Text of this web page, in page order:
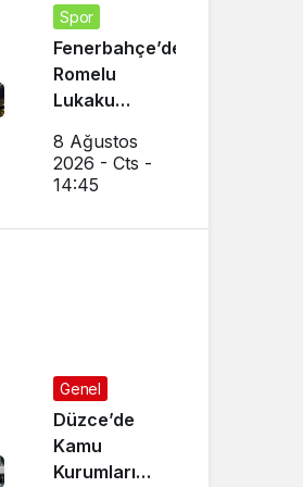
Spor
Fenerbahçe’den
Romelu
Lukaku
Napoli ile
Görüşmeler
8 Ağustos
2026 - Cts -
14:45
Genel
Düzce’de
Kamu
Kurumları